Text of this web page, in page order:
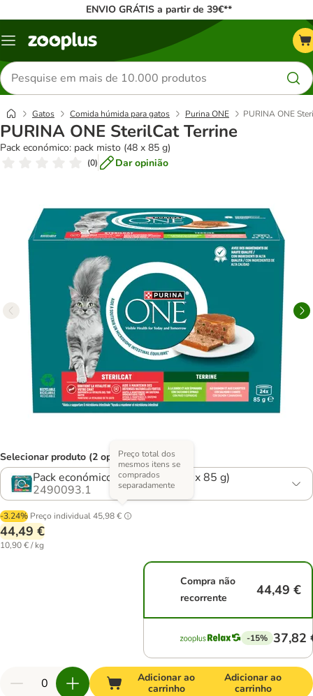
ENVIO GRÁTIS a partir de 39€**
Menu
Pesquisar
produtos
Gatos Comida húmida para gatos Purina ONE PURINA ONE
PURINA ONE SterilCat Terrine
Pack económico: pack misto (48 x 85 g)
(0) Dar opinião
Selecionar produto (2 opções)
Pack económico: pack misto (48 x 85 g)
2490093.1
-3.24% Preço individual45,98 €
Preço total dos
mesmos itens se
comprados
separadamente
44,49 €
10,90 € / kg
Compra não
recorrente
44,49 €
-15% 37,82
Adicionar ao
carrinho
Adicionar ao
carrinho